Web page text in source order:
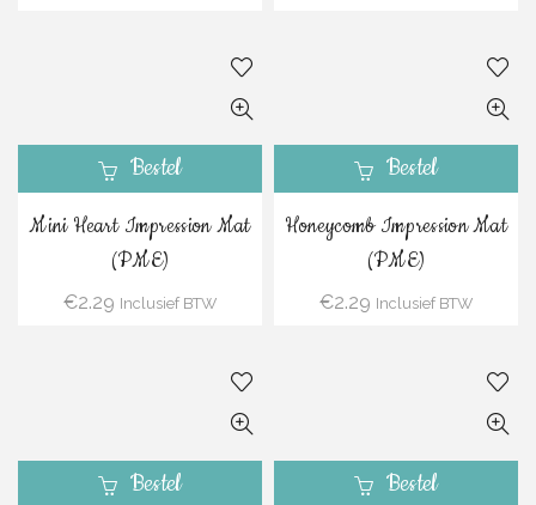
Bestel
Mini Heart Impression Mat
(PME)
€2.29 Inclusief BTW
Bestel
Honeycomb Impression Mat
(PME)
€2.29 Inclusief BTW
Bestel Bestel